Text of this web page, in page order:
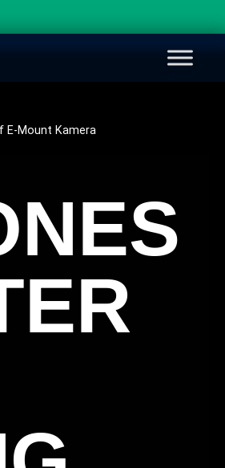
E-Mount Kamera